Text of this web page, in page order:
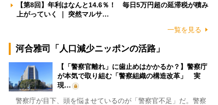
【第8回】年利はなんと14.6％！ 毎日5万円超の延滞税が積み
上がっていく ｜ 突然マルサ…
一覧を見る
河合雅司「人口減少ニッポンの活路」
【「警察官離れ」に歯止めはかかるか？】警察庁
が本気で取り組む「警察組織の構造改革」 実
現…
警察庁が目下、頭を悩ませているのが「警察官不足」だ。警察